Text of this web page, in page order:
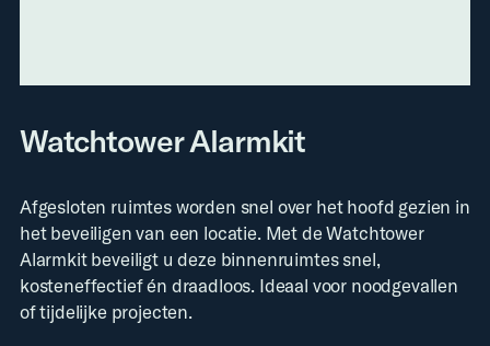
Watchtower Alarmkit
Afgesloten ruimtes worden snel over het hoofd gezien in
het beveiligen van een locatie. Met de Watchtower
Alarmkit beveiligt u deze binnenruimtes snel,
kosteneffectief én draadloos. Ideaal voor noodgevallen
of tijdelijke projecten.